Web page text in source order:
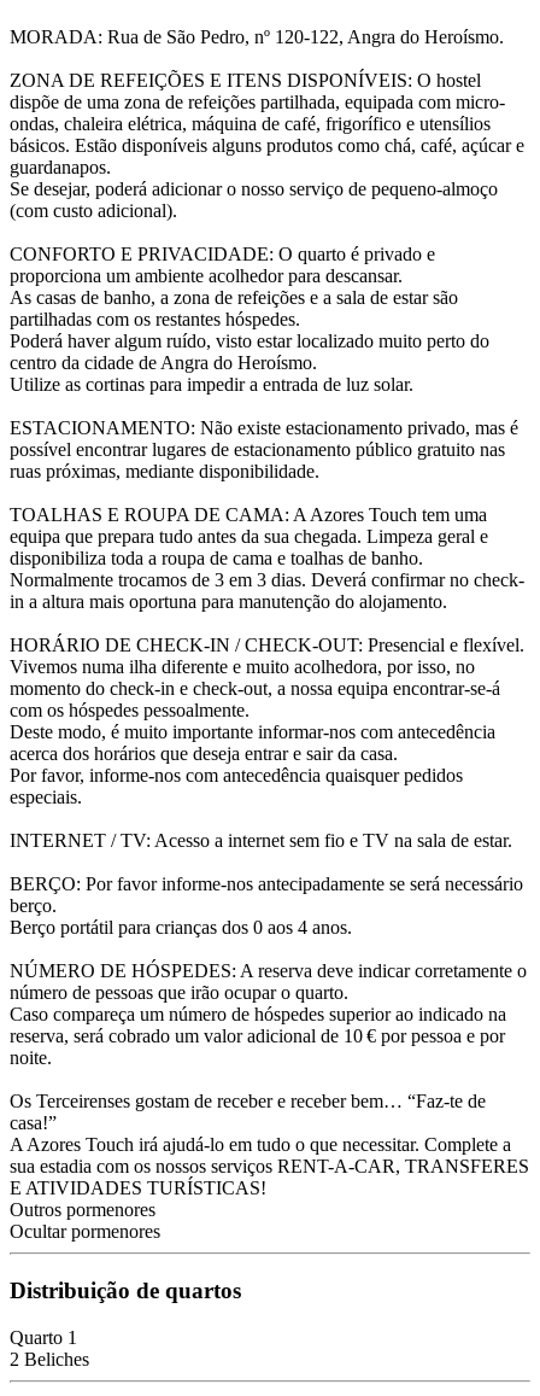
MORADA: Rua de São Pedro, nº 120-122, Angra do Heroísmo.
ZONA DE REFEIÇÕES E ITENS DISPONÍVEIS: O hostel
dispõe de uma zona de refeições partilhada, equipada com micro-
ondas, chaleira elétrica, máquina de café, frigorífico e utensílios
básicos. Estão disponíveis alguns produtos como chá, café, açúcar e
guardanapos.
Se desejar, poderá adicionar o nosso serviço de pequeno-almoço
(com custo adicional).
CONFORTO E PRIVACIDADE: O quarto é privado e
proporciona um ambiente acolhedor para descansar.
As casas de banho, a zona de refeições e a sala de estar são
partilhadas com os restantes hóspedes.
Poderá haver algum ruído, visto estar localizado muito perto do
centro da cidade de Angra do Heroísmo.
Utilize as cortinas para impedir a entrada de luz solar.
ESTACIONAMENTO: Não existe estacionamento privado, mas é
possível encontrar lugares de estacionamento público gratuito nas
ruas próximas, mediante disponibilidade.
TOALHAS E ROUPA DE CAMA: A Azores Touch tem uma
equipa que prepara tudo antes da sua chegada. Limpeza geral e
disponibiliza toda a roupa de cama e toalhas de banho.
Normalmente trocamos de 3 em 3 dias. Deverá confirmar no check-
in a altura mais oportuna para manutenção do alojamento.
HORÁRIO DE CHECK-IN / CHECK-OUT: Presencial e flexível.
Vivemos numa ilha diferente e muito acolhedora, por isso, no
momento do check-in e check-out, a nossa equipa encontrar-se-á
com os hóspedes pessoalmente.
Deste modo, é muito importante informar-nos com antecedência
acerca dos horários que deseja entrar e sair da casa.
Por favor, informe-nos com antecedência quaisquer pedidos
especiais.
INTERNET / TV: Acesso a internet sem fio e TV na sala de estar.
BERÇO: Por favor informe-nos antecipadamente se será necessário
berço.
Berço portátil para crianças dos 0 aos 4 anos.
NÚMERO DE HÓSPEDES: A reserva deve indicar corretamente o
número de pessoas que irão ocupar o quarto.
Caso compareça um número de hóspedes superior ao indicado na
reserva, será cobrado um valor adicional de 10 € por pessoa e por
noite.
Os Terceirenses gostam de receber e receber bem… “Faz-te de
casa!”
A Azores Touch irá ajudá-lo em tudo o que necessitar. Complete a
sua estadia com os nossos serviços RENT-A-CAR, TRANSFERES
E ATIVIDADES TURÍSTICAS!
Outros pormenores
Ocultar pormenores
Distribuição de quartos
Quarto 1
2 Beliches